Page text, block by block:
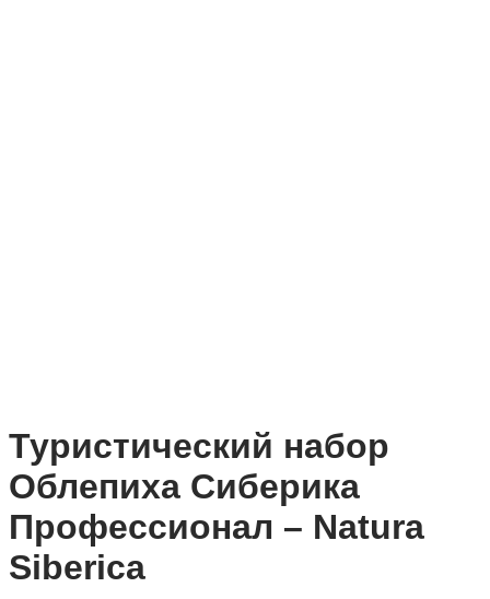
Туристический набор
Облепиха Сиберика
Профессионал – Natura
Siberica